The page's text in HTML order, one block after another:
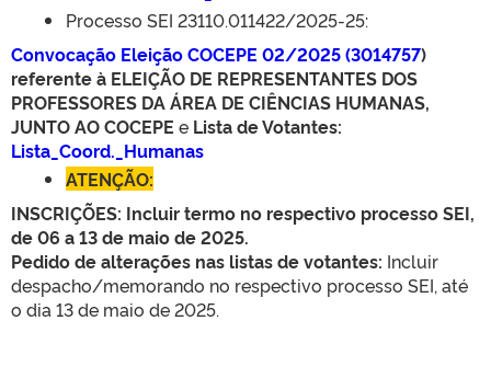
Processo SEI 23110.011422/2025-25:
Convocação Eleição COCEPE 02/2025 (3014757)
referente à ELEIÇÃO DE REPRESENTANTES DOS
PROFESSORES DA ÁREA DE CIÊNCIAS HUMANAS​,
JUNTO AO COCEPE e Lista de Votantes:
Lista_Coord._Humanas
ATENÇÃO:
INSCRIÇÕES: Incluir termo no respectivo processo SEI,
de 06 a 13 de maio de 2025.
Pedido de alterações nas listas de votantes: Incluir
despacho/memorando no respectivo processo SEI, até
o dia 13 de maio de 2025.